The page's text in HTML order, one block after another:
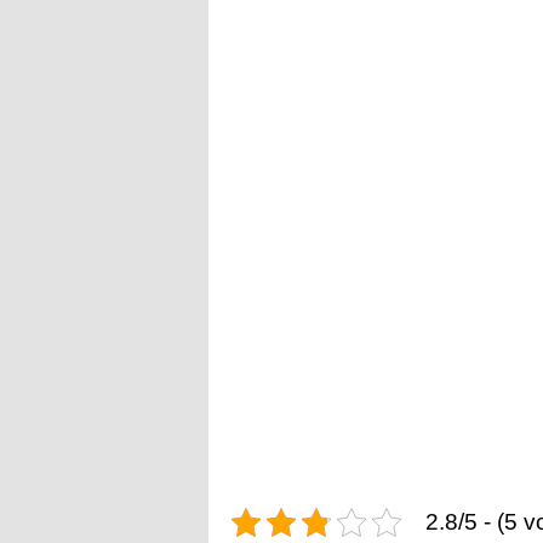
2.8/5 - (5